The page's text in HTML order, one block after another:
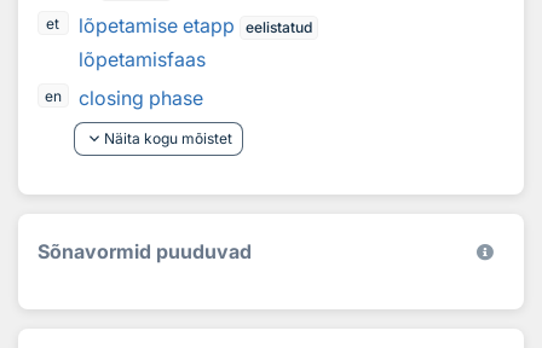
et
lõpetamise etapp eelistatud
lõpetamisfaas
en
closing phase
keyboard_arrow_down Näita kogu mõistet
Sõnavormid puuduvad